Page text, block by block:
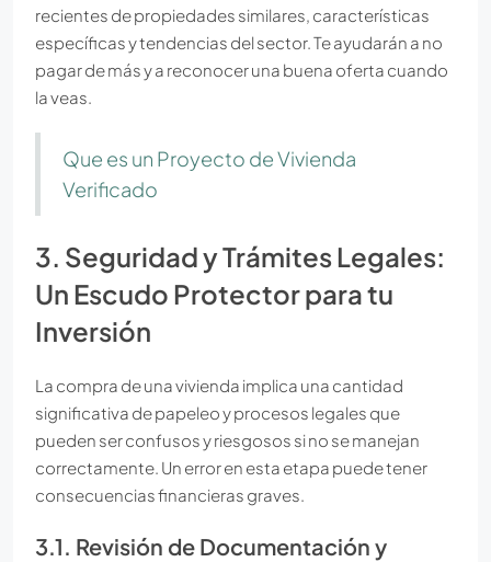
recientes de propiedades similares, características
específicas y tendencias del sector. Te ayudarán a no
pagar de más y a reconocer una buena oferta cuando
la veas.
Que es un Proyecto de Vivienda
Verificado
3. Seguridad y Trámites Legales:
Un Escudo Protector para tu
Inversión
La compra de una vivienda implica una cantidad
significativa de papeleo y procesos legales que
pueden ser confusos y riesgosos si no se manejan
correctamente. Un error en esta etapa puede tener
consecuencias financieras graves.
3.1. Revisión de Documentación y